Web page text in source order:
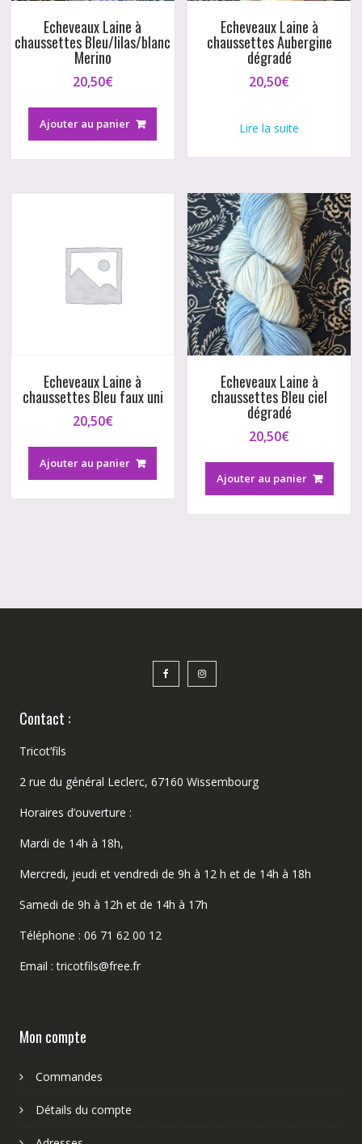
Echeveaux Laine à
chaussettes Bleu/lilas/blanc
Merino
20,50€
Ajouter au panier
Echeveaux Laine à
chaussettes Aubergine
dégradé
20,50€
Lire la suite
Echeveaux Laine à
chaussettes Bleu faux uni
20,50€
Ajouter au panier
Echeveaux Laine à
chaussettes Bleu ciel
dégradé
20,50€
Ajouter au panier
Contact :
Tricot’fils
2 rue du général Leclerc, 67160 Wissembourg
Horaires d’ouverture :
Mardi de 14h à 18h,
Mercredi, jeudi et vendredi de 9h à 12 h et de 14h à 18h
Samedi de 9h à 12h et de 14h à 17h
Téléphone : 06 71 62 00 12
Email : tricotfils@free.fr
Mon compte
Commandes
Détails du compte